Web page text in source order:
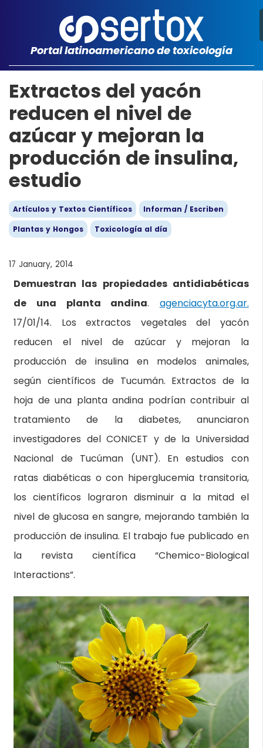
Portal latinoamericano de toxicología
Extractos del yacón
reducen el nivel de
azúcar y mejoran la
producción de insulina,
estudio
Artículos y Textos Científicos
Informan / Escriben
Plantas y Hongos
Toxicología al día
17 January, 2014
Demuestran las propiedades antidiabéticas
de una planta andina. agenciacyta.org.ar.
17/01/14. Los extractos vegetales del yacón
reducen el nivel de azúcar y mejoran la
producción de insulina en modelos animales,
según científicos de Tucumán. Extractos de la
hoja de una planta andina podrían contribuir al
tratamiento de la diabetes, anunciaron
investigadores del CONICET y de la Universidad
Nacional de Tucúman (UNT). En estudios con
ratas diabéticas o con hiperglucemia transitoria,
los científicos lograron disminuir a la mitad el
nivel de glucosa en sangre, mejorando también la
producción de insulina. El trabajo fue publicado en
la revista científica “Chemico-Biological
Interactions”.